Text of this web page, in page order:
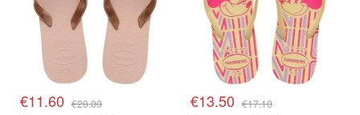
€11.60 €20.00 €13.50 €17.10